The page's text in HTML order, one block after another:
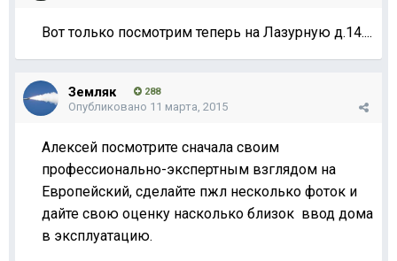
Вот только посмотрим теперь на Лазурную д.14....
Земляк 288
Опубликовано 11 марта, 2015
Алексей посмотрите сначала своим
профессионально-экспертным взглядом на
Европейский, сделайте пжл несколько фоток и
дайте свою оценку насколько близок ввод дома
в эксплуатацию.